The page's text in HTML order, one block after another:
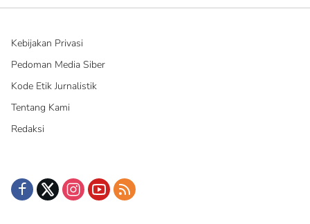
Kebijakan Privasi
Pedoman Media Siber
Kode Etik Jurnalistik
Tentang Kami
Redaksi